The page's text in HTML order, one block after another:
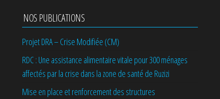
NOS PUBLICATIONS
Projet DRA – Crise Modifiée (CM)
RDC : Une assistance alimentaire vitale pour 300 ménages
affectés par la crise dans la zone de santé de Ruzizi
Mise en place et renforcement des structures